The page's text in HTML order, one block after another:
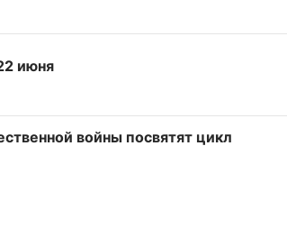
июня
войны посвятят цикл